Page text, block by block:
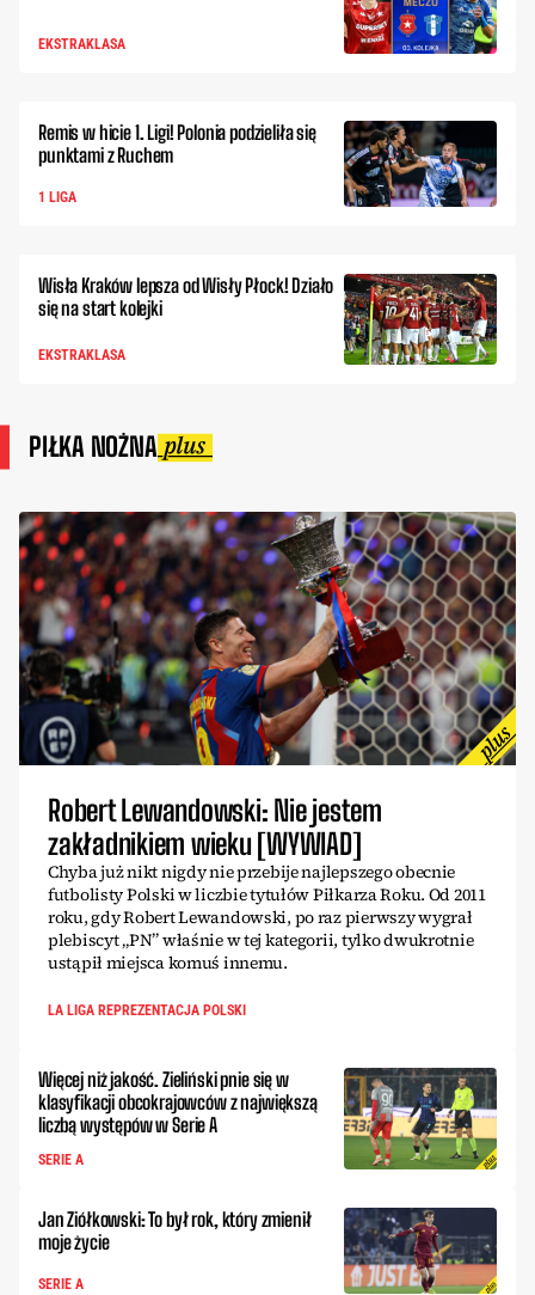
EKSTRAKLASA
Remis w hicie 1. Ligi! Polonia podzieliła się
punktami z Ruchem
1 LIGA
Wisła Kraków lepsza od Wisły Płock! Działo
się na start kolejki
EKSTRAKLASA
PIŁKA NOŻNA
Robert Lewandowski: Nie jestem
zakładnikiem wieku [WYWIAD]
Chyba już nikt nigdy nie przebije najlepszego obecnie
futbolisty Polski w liczbie tytułów Piłkarza Roku. Od 2011
roku, gdy Robert Lewandowski, po raz pierwszy wygrał
plebiscyt „PN” właśnie w tej kategorii, tylko dwukrotnie
ustąpił miejsca komuś innemu.
LA LIGA REPREZENTACJA POLSKI
Więcej niż jakość. Zieliński pnie się w
klasyfikacji obcokrajowców z największą
liczbą występów w Serie A
SERIE A
Jan Ziółkowski: To był rok, który zmienił
moje życie
SERIE A